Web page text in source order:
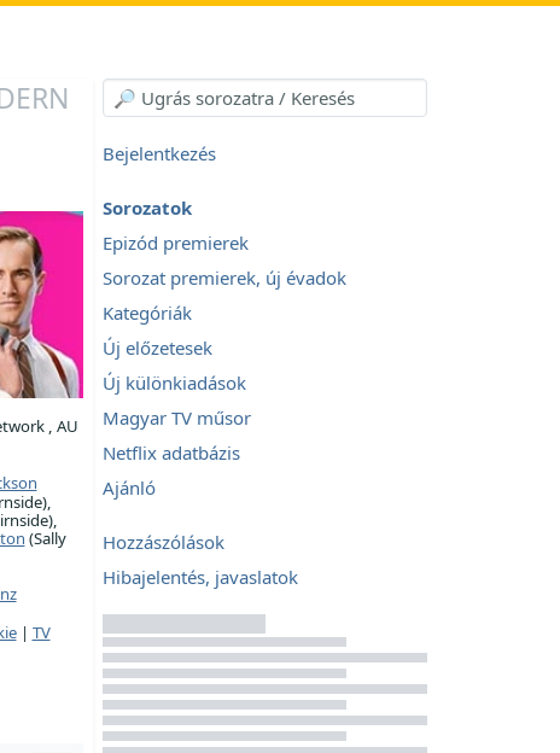
, AU
(Sally
| TV
Bejelentkezés
Sorozatok
Epizód premierek
Sorozat premierek, új évadok
Kategóriák
Új előzetesek
Új különkiadások
Magyar TV műsor
Netflix adatbázis
Ajánló
Hozzászólások
Hibajelentés, javaslatok